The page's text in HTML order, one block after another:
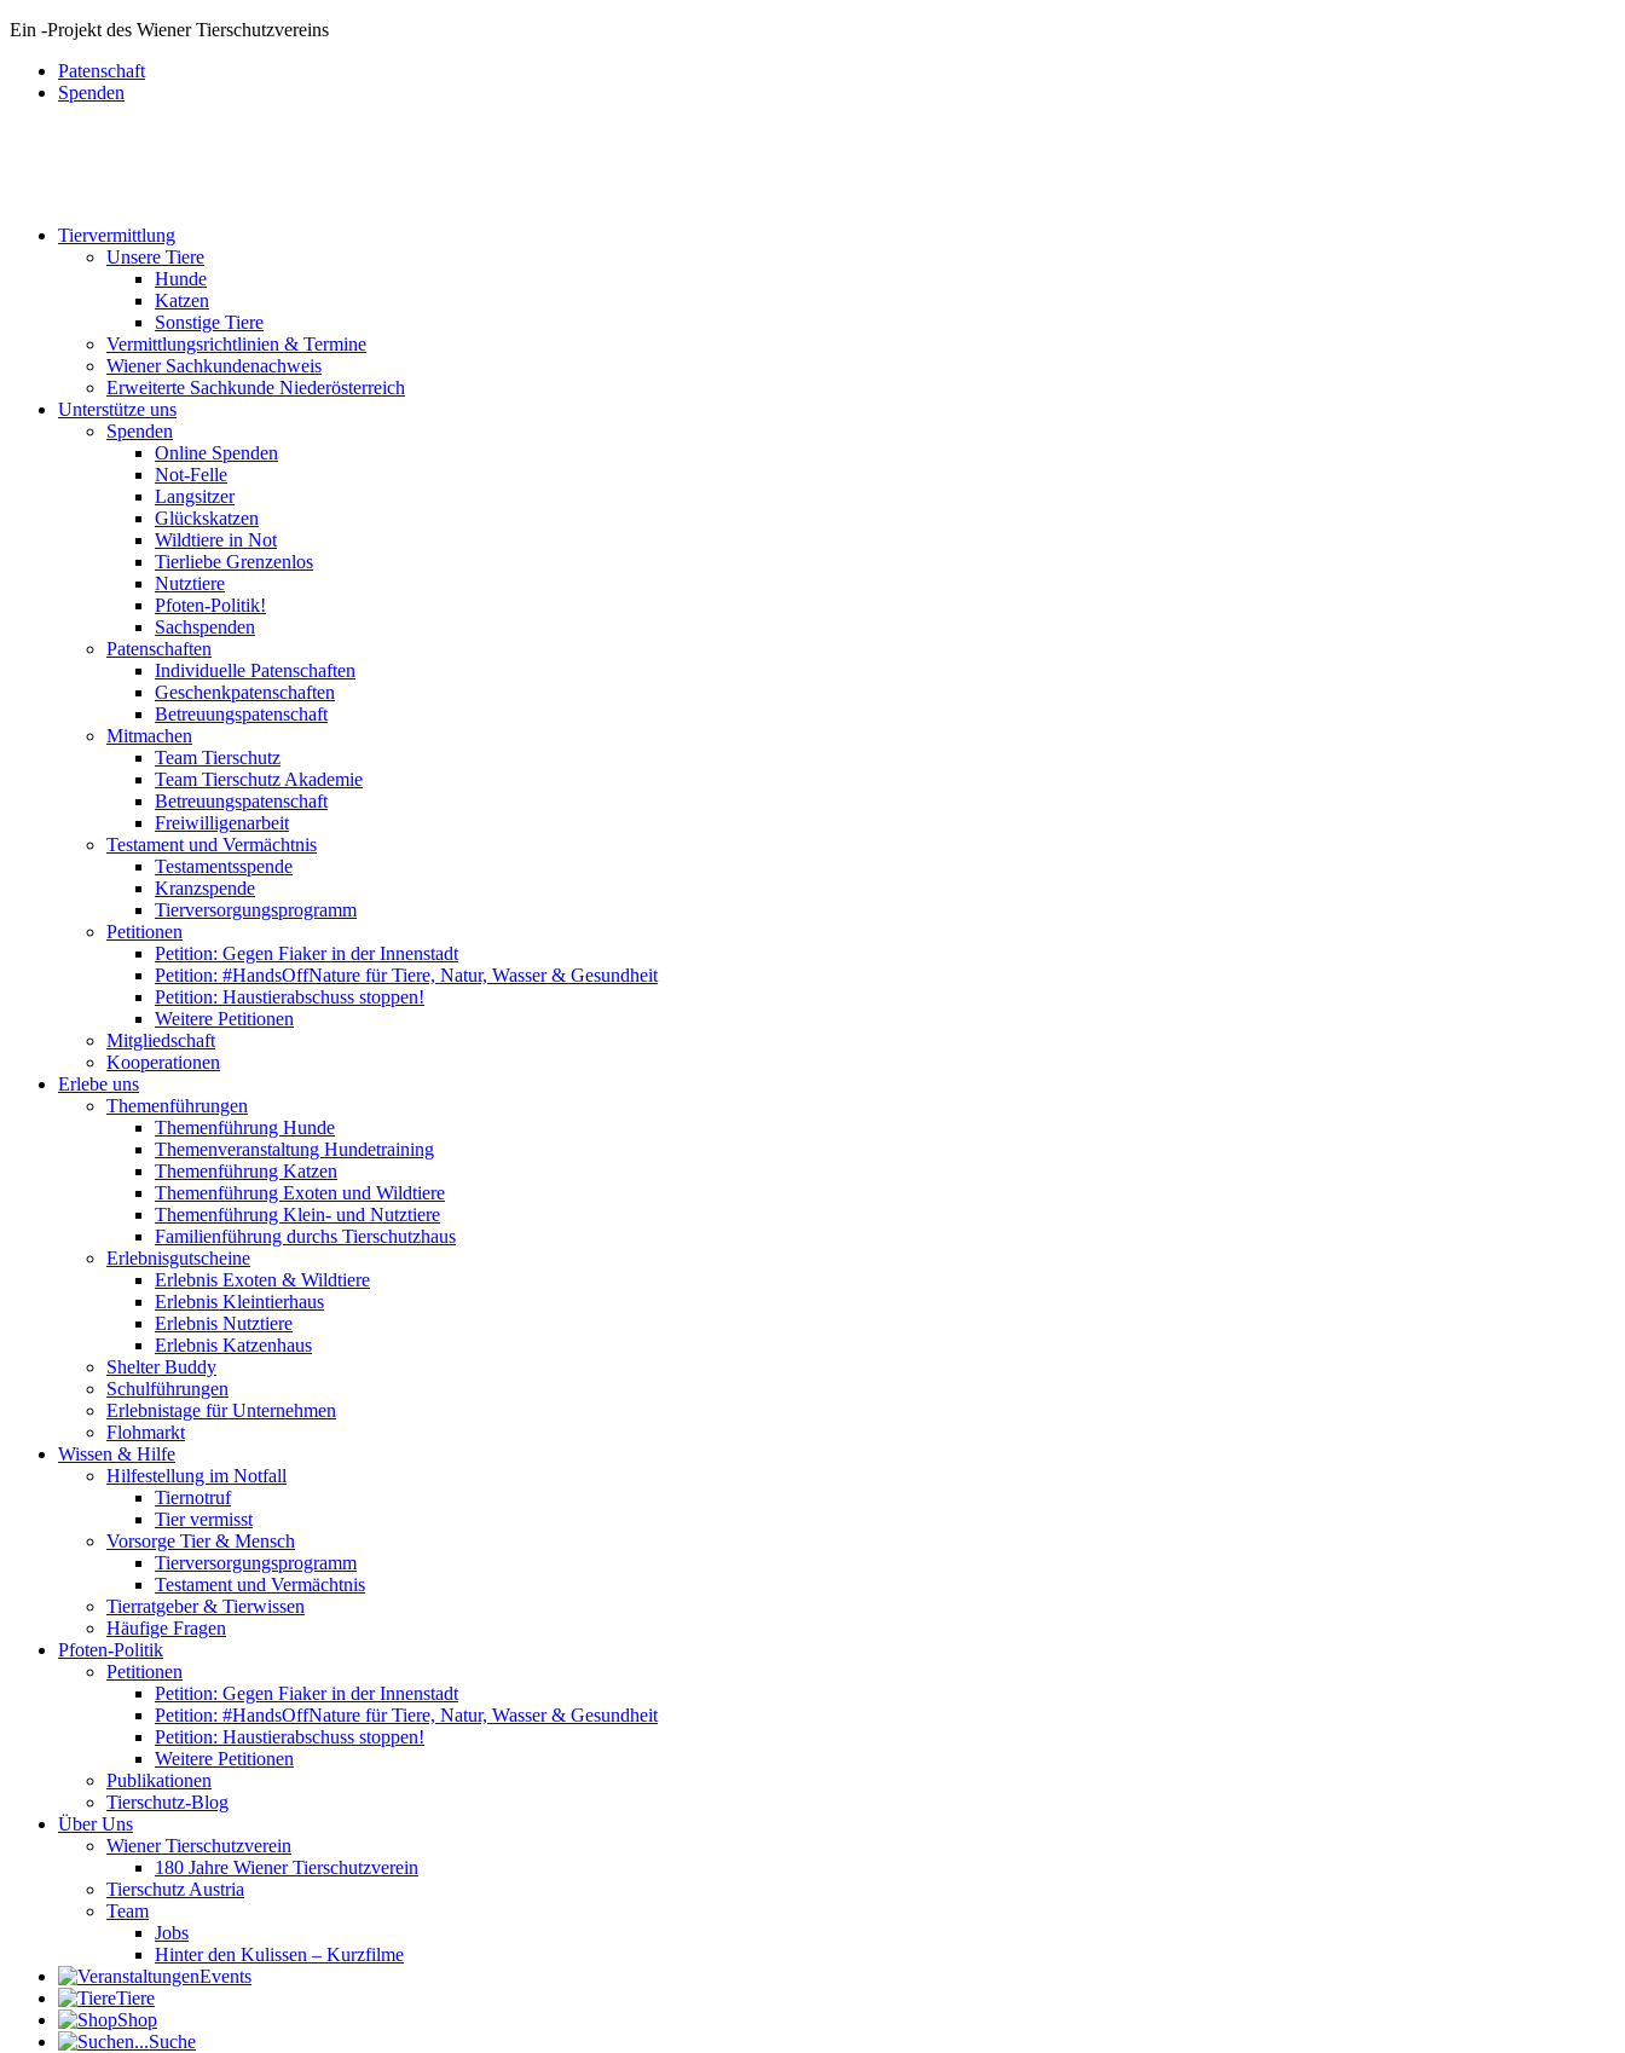
Ein -Projekt des Wiener Tierschutzvereins
Patenschaft
Spenden
Tiervermittlung
Unsere Tiere
Hunde
Katzen
Sonstige Tiere
Vermittlungsrichtlinien & Termine
Wiener Sachkundenachweis
Erweiterte Sachkunde Niederösterreich
Unterstütze uns
Spenden
Online Spenden
Not-Felle
Langsitzer
Glückskatzen
Wildtiere in Not
Tierliebe Grenzenlos
Nutztiere
Pfoten-Politik!
Sachspenden
Patenschaften
Individuelle Patenschaften
Geschenkpatenschaften
Betreuungspatenschaft
Mitmachen
Team Tierschutz
Team Tierschutz Akademie
Betreuungspatenschaft
Freiwilligenarbeit
Testament und Vermächtnis
Testamentsspende
Kranzspende
Tierversorgungsprogramm
Petitionen
Petition: Gegen Fiaker in der Innenstadt
Petition: #HandsOffNature für Tiere, Natur, Wasser & Gesundheit
Petition: Haustierabschuss stoppen!
Weitere Petitionen
Mitgliedschaft
Kooperationen
Erlebe uns
Themenführungen
Themenführung Hunde
Themenveranstaltung Hundetraining
Themenführung Katzen
Themenführung Exoten und Wildtiere
Themenführung Klein- und Nutztiere
Familienführung durchs Tierschutzhaus
Erlebnisgutscheine
Erlebnis Exoten & Wildtiere
Erlebnis Kleintierhaus
Erlebnis Nutztiere
Erlebnis Katzenhaus
Shelter Buddy
Schulführungen
Erlebnistage für Unternehmen
Flohmarkt
Wissen & Hilfe
Hilfestellung im Notfall
Tiernotruf
Tier vermisst
Vorsorge Tier & Mensch
Tierversorgungsprogramm
Testament und Vermächtnis
Tierratgeber & Tierwissen
Häufige Fragen
Pfoten-Politik
Petitionen
Petition: Gegen Fiaker in der Innenstadt
Petition: #HandsOffNature für Tiere, Natur, Wasser & Gesundheit
Petition: Haustierabschuss stoppen!
Weitere Petitionen
Publikationen
Tierschutz-Blog
Über Uns
Wiener Tierschutzverein
180 Jahre Wiener Tierschutzverein
Tierschutz Austria
Team
Jobs
Hinter den Kulissen – Kurzfilme
Events
Tiere
Shop
Suche